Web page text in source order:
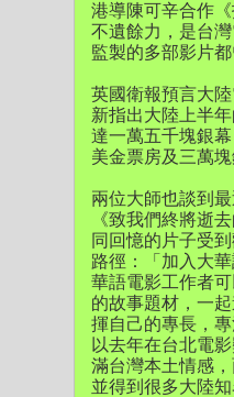
港導陳可辛合作
不遺餘力，是台
監製的多部影片
英國衛報預言大
新指出大陸上半
達一萬五千塊銀
美金票房及三萬
兩位大師也談到
《致我們終將逝
同回憶的片子受
路徑：「加入大
華語電影工作者
的故事題材，一
揮自己的專長，
以去年在台北電
滿台灣本土情感
並得到很多大陸